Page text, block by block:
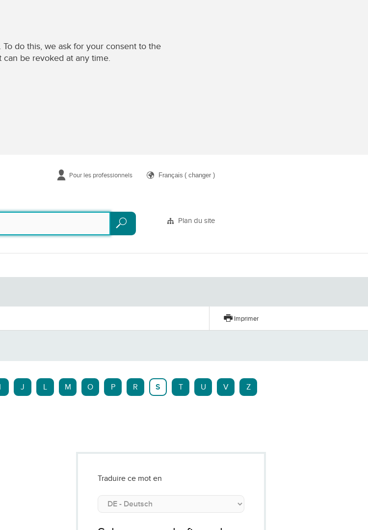
do this, we ask for your consent to the
be revoked at any time.
Pour les professionnels Français ( changer )
Rechercher
Rechercher
Plan du site
Imprimer
I J L M O P R S T U V Z
Traduire ce mot en